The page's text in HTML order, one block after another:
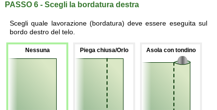
PASSO 6 - Scegli la bordatura destra
Scegli quale lavorazione (bordatura) deve essere eseguita sul
bordo destro del telo.
Nessuna Piega chiusa/Orlo Asola con tondino